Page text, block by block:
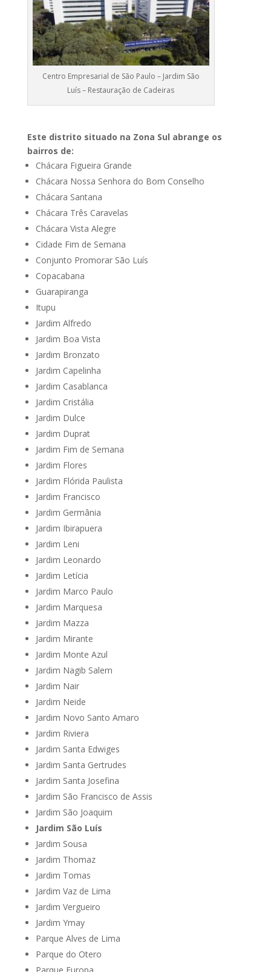
Centro Empresarial de São Paulo – Jardim São
Luís – Restauração de Cadeiras
Este distrito situado na Zona Sul abrange os
bairros de:
Chácara Figueira Grande
Chácara Nossa Senhora do Bom Conselho
Chácara Santana
Chácara Três Caravelas
Chácara Vista Alegre
Cidade Fim de Semana
Conjunto Promorar São Luís
Copacabana
Guarapiranga
Itupu
Jardim Alfredo
Jardim Boa Vista
Jardim Bronzato
Jardim Capelinha
Jardim Casablanca
Jardim Cristália
Jardim Dulce
Jardim Duprat
Jardim Fim de Semana
Jardim Flores
Jardim Flórida Paulista
Jardim Francisco
Jardim Germânia
Jardim Ibirapuera
Jardim Leni
Jardim Leonardo
Jardim Letícia
Jardim Marco Paulo
Jardim Marquesa
Jardim Mazza
Jardim Mirante
Jardim Monte Azul
Jardim Nagib Salem
Jardim Nair
Jardim Neide
Jardim Novo Santo Amaro
Jardim Riviera
Jardim Santa Edwiges
Jardim Santa Gertrudes
Jardim Santa Josefina
Jardim São Francisco de Assis
Jardim São Joaquim
Jardim São Luís
Jardim Sousa
Jardim Thomaz
Jardim Tomas
Jardim Vaz de Lima
Jardim Vergueiro
Jardim Ymay
Parque Alves de Lima
Parque do Otero